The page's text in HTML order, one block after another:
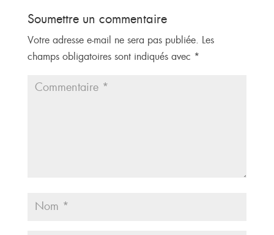
Soumettre un commentaire
Votre adresse e-mail ne sera pas publiée. Les
champs obligatoires sont indiqués avec *